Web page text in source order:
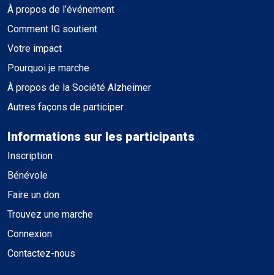
À propos de l’événement
Comment IG soutient
Votre impact
Pourquoi je marche
À propos de la Société Alzheimer
Autres façons de participer
Informations sur les participants
Inscription
Bénévole
Faire un don
Trouvez une marche
Connexion
Contactez-nous